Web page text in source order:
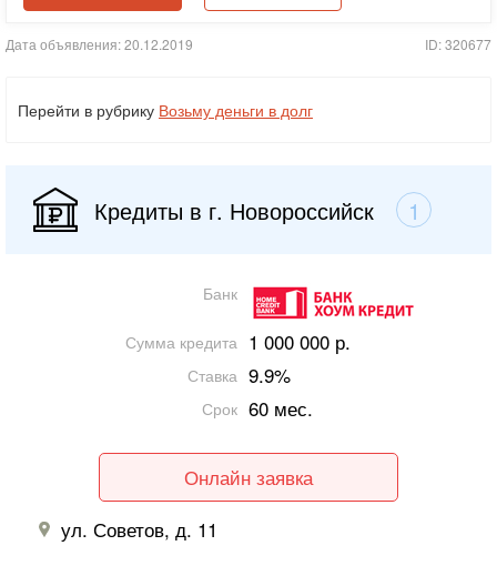
Дата объявления: 20.12.2019 ID: 320677
Перейти в рубрику Возьму деньги в долг
Кредиты в г. Новороссийск 1
Банк
Сумма кредита 1 000 000 р.
Ставка 9.9%
Срок 60 мес.
Онлайн заявка
ул. Советов, д. 11